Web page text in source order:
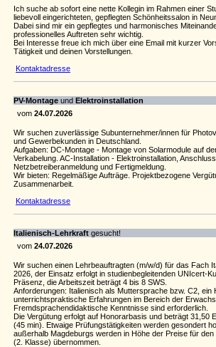
Ich suche ab sofort eine nette Kollegin im Rahmen einer
liebevoll eingerichteten, gepflegten Schönheitssalon in
Dabei sind mir ein gepflegtes und harmonisches
professionelles Auftreten sehr wichtig.
Bei Interesse freue ich mich über eine Email mit kurzer
Tätigkeit und deinen Vorstellungen.
Kontaktadresse
PV-Montage und Elektroinstallation
vom 24.07.2026
Wir suchen zuverlässige Subunternehmer/innen für
und Gewerbekunden in Deutschland.
Aufgaben: DC-Montage - Montage von Solarmodule auf
Verkabelung. AC-Installation - Elektroinstallation,
Netzbetreiberanmeldung und Fertigmeldung.
Wir bieten: Regelmäßige Aufträge. Projektbezogene
Zusammenarbeit.
Kontaktadresse
Italienisch-Lehrkraft gesucht!
vom 24.07.2026
Wir suchen einen Lehrbeauftragten (m/w/d) für das Fach
2026, der Einsatz erfolgt in studienbegleitenden UNIcert-
Präsenz, die Arbeitszeit beträgt 4 bis 8 SWS.
Anforderungen: Italienisch als Muttersprache bzw. C2,
unterrichtspraktische Erfahrungen im Bereich der
Fremdsprachendidaktische Kenntnisse sind erforderlich.
Die Vergütung erfolgt auf Honorarbasis und beträgt 31,50
(45 min). Etwaige Prüfungstätigkeiten werden gesondert
außerhalb Magdeburgs werden in Höhe der Preise für
(2. Klasse) übernommen.